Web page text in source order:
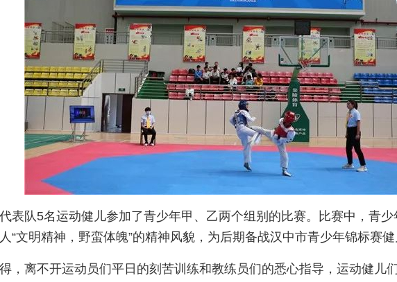
表队5名运动健儿参加了青少年甲、乙两个组别的比赛。比赛中，青
“文明精神，野蛮体魄”的精神风貌，为后期备战汉中市青少年锦标赛健
，离不开运动员们平日的刻苦训练和教练员们的悉心指导，运动健儿